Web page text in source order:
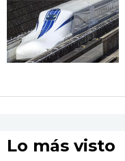
Lo más visto